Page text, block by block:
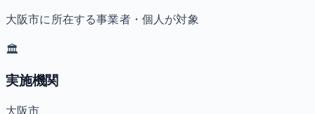
大阪市に所在する事業者・個人が対象
🏛️
実施機関
大阪市